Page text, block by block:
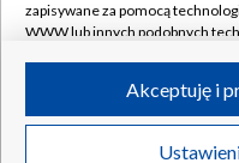
System NOS
Informacje o nadawcy
Program dla prasy
©2026
zapisywane za pomocą
WWW lub innych podobnych
ruchu w Internecie.
Twoje dane osobowe zbierane
Akceptuję i